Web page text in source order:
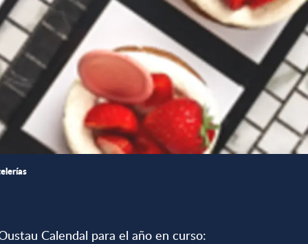
Calendal para el año en curso: